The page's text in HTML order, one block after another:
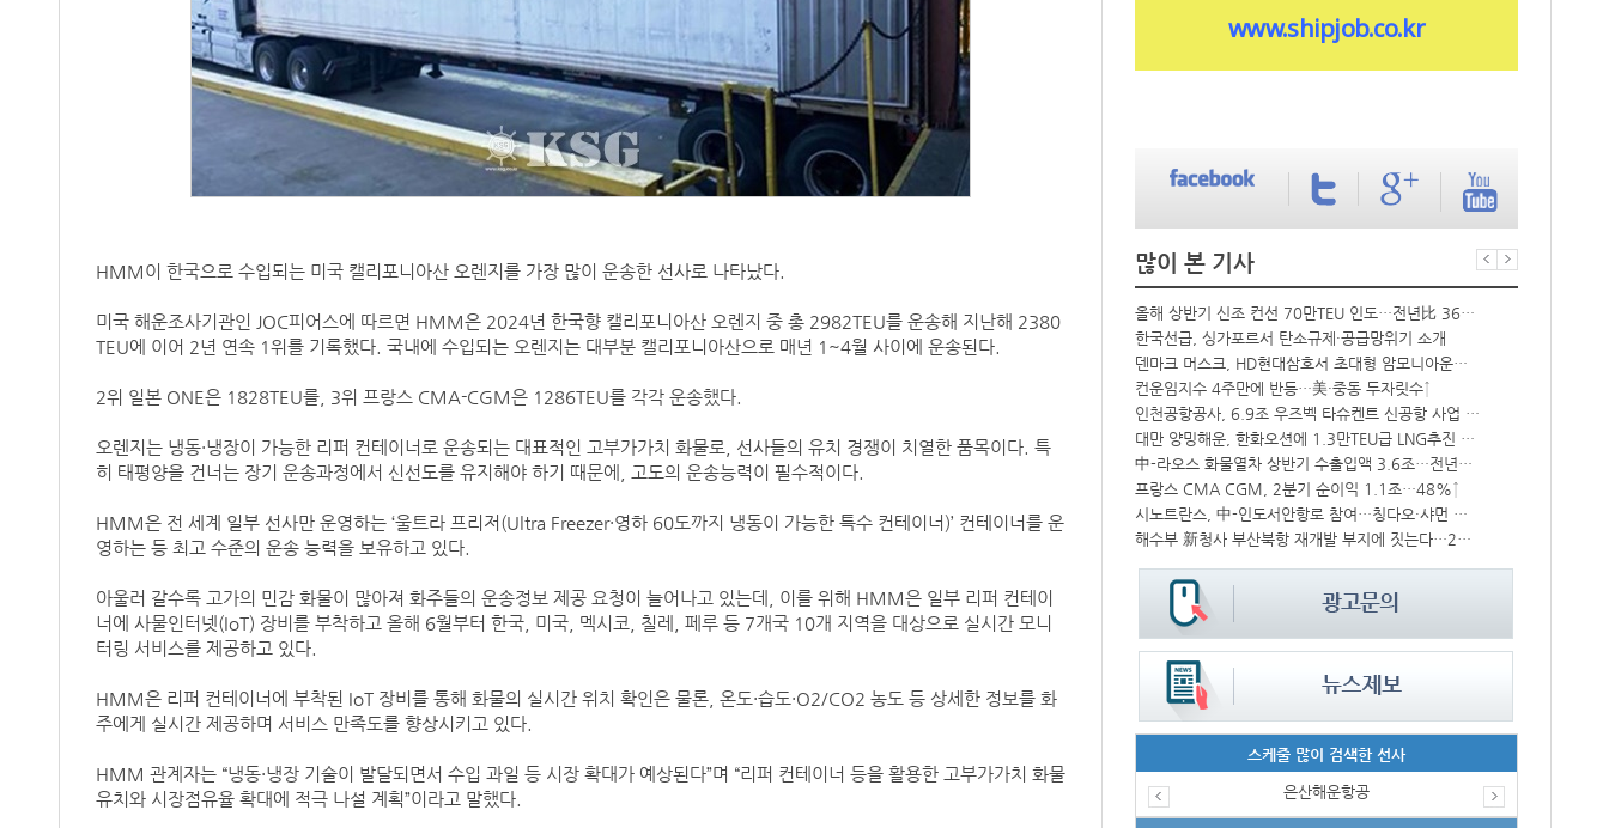
HMM이 한국으로 수입되는 미국 캘리포니아산 오렌지를 가장 많이 운송한 선사로 나타났다.
미국 해운조사기관인 JOC피어스에 따르면 HMM은 2024년 한국향 캘리포니아산 오렌지 중 총 2982TEU를 운송해 지난해 2380
TEU에 이어 2년 연속 1위를 기록했다. 국내에 수입되는 오렌지는 대부분 캘리포니아산으로 매년 1~4월 사이에 운송된다.
2위 일본 ONE은 1828TEU를, 3위 프랑스 CMA-CGM은 1286TEU를 각각 운송했다.
오렌지는 냉동·냉장이 가능한 리퍼 컨테이너로 운송되는 대표적인 고부가가치 화물로, 선사들의 유치 경쟁이 치열한 품목이다. 특
히 태평양을 건너는 장기 운송과정에서 신선도를 유지해야 하기 때문에, 고도의 운송능력이 필수적이다.
HMM은 전 세계 일부 선사만 운영하는 ‘울트라 프리저(Ultra Freezer·영하 60도까지 냉동이 가능한 특수 컨테이너)’ 컨테이너를 운
영하는 등 최고 수준의 운송 능력을 보유하고 있다.
아울러 갈수록 고가의 민감 화물이 많아져 화주들의 운송정보 제공 요청이 늘어나고 있는데, 이를 위해 HMM은 일부 리퍼 컨테이
너에 사물인터넷(IoT) 장비를 부착하고 올해 6월부터 한국, 미국, 멕시코, 칠레, 페루 등 7개국 10개 지역을 대상으로 실시간 모니
터링 서비스를 제공하고 있다.
HMM은 리퍼 컨테이너에 부착된 IoT 장비를 통해 화물의 실시간 위치 확인은 물론, 온도·습도·O2/CO2 농도 등 상세한 정보를 화
주에게 실시간 제공하며 서비스 만족도를 향상시키고 있다.
HMM 관계자는 “냉동·냉장 기술이 발달되면서 수입 과일 등 시장 확대가 예상된다”며 “리퍼 컨테이너 등을 활용한 고부가가치 화물
유치와 시장점유율 확대에 적극 나설 계획”이라고 말했다.
많이 본 기사
항만공사 통합, 지방분권 역행하는 졸속행정
‘韓中 웃고 日 울고’ 상반기 선박수주량 희비교차
해수부, 부산해심원 심판관 개방형 직위 공모
올해 상반기 신조 컨선 70만TEU 인도…전년比 36% 감소
한국선급, 싱가포르서 탄소규제·공급망위기 소개
덴마크 머스크, HD현대삼호서 초대형 암모니아운반선 인도받아
컨운임지수 4주만에 반등…美·중동 두자릿수↑
인천공항공사, 6.9조 우즈벡 타슈켄트 신공항 사업 참여
대만 양밍해운, 한화오션에 1.3만TEU급 LNG추진 컨선 6척 발주
中-라오스 화물열차 상반기 수출입액 3.6조…전년比 34%↑
프랑스 CMA CGM, 2분기 순이익 1.1조…48%↑
시노트란스, 中-인도서안항로 참여…칭다오·샤먼 직항
해수부 新청사 부산북항 재개발 부지에 짓는다…2030년 완공
스케줄 많이 검색한 선사
은산해운항공